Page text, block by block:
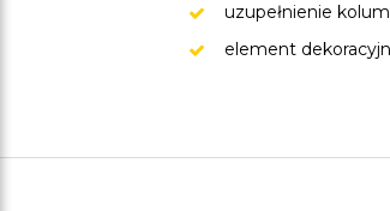
uzupełnienie
element